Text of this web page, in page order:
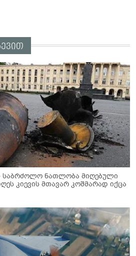
საბრძოლო ნათლობა მიღებული
კიევის მთავარ კოშმარად იქცა